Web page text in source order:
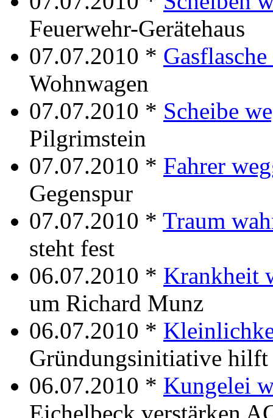
Feuerwehr-Gerätehaus
07.07.2010 *
Wohnwagen
07.07.2010 * Scheibe
Pilgrimstein
07.07.2010 * Fahrer
Gegenspur
07.07.2010 * Traum
steht fest
06.07.2010 * Krankheit
um Richard Munz
06.07.2010 *
Gründungsinitiative hilft
06.07.2010 * Kungelei
Eichelbeck verstärken